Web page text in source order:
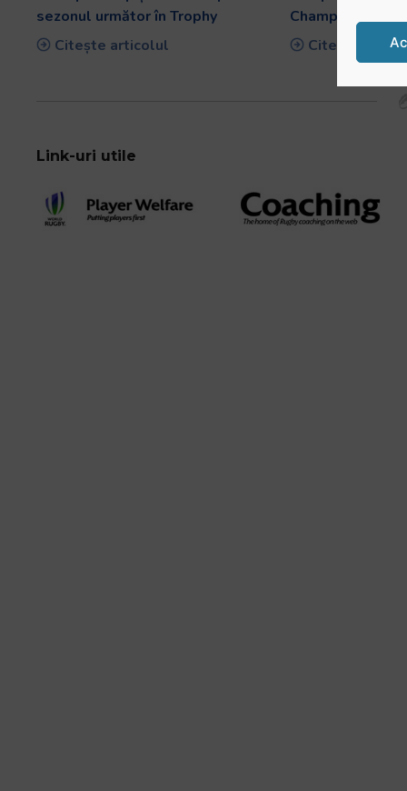
sezonul următor în Trophy
Citește articolul
Championship
Citește
Link-uri utile